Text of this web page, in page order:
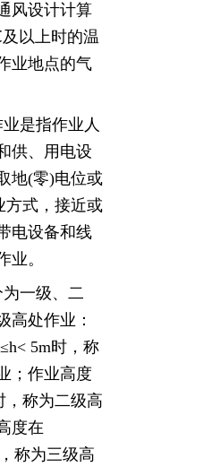
风设计计算
以上时的温
业地点的气
是指作业人
供、用电设
地(零)电位或
方式，接近或
电设备和线
业。
一级、二
高处作业：
5m时，称
；作业高度
，称为二级高
度在
称为三级高